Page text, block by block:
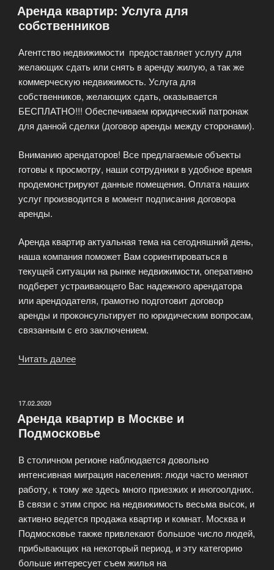
Аренда квартир: Услуга для
собственников
Агентство недвижимости предоставляет услугу для
желающих сдать или снять в аренду жилую, а так же
коммерческую недвижимость. Услуга для
собственников, желающих сдать, оказывается
БЕСПЛАТНО!!! Обеспечиваем юридический патронаж
для данной сделки (договор аренды между сторонами).
Вниманию арендаторов! Все предлагаемые объекты
готовы к просмотру, наши сотрудники в удобное время
продемонстрируют данные помещения. Оплата наших
услуг производится в момент подписания договора
аренды.
Аренда квартир актуальная тема на сегодняшний день,
наша компания поможет Вам сориентироваться в
текущей ситуации на рынке недвижимости, оперативно
подберет устраивающего Вас надежного арендатора
или арендодателя, грамотно подготовит договор
аренды и проконсультирует по юридическим вопросам,
связанным с его заключением.
Читать далее
собственников»
ОПУБЛИКОВАНО
17.02.2020
Аренда квартир в Москве и
Подмосковье
В столичном регионе наблюдается довольно
интенсивная миграция населения: люди часто меняют
работу, к тому же здесь много приезжих и иногоолдних.
В связи с этим спрос на недвижимость весьма высок, и
активно ведется продажа квартир и комнат. Москва и
Подмосковье также привлекают большое число людей,
прибывающих на некоторый период, и эту категорию
больше интересует съем жилья на